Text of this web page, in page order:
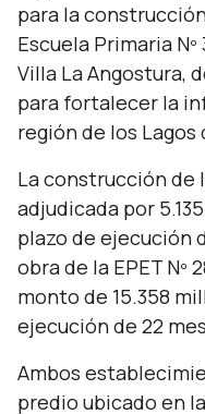
para la
Escuela Primaria Nº
Villa La Angostura,
para fortalecer la
región de los Lagos
La construcción de
adjudicada por
plazo de ejecución
obra de la EPET Nº
monto de 15.358
ejecución de 22
Ambos
predio ubicado en